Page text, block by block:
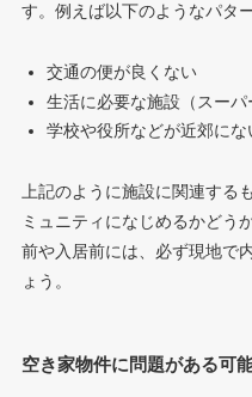
す。例えば以下のようなパタ
交通の便が良くない
生活に必要な施設（スー
学校や役所などが近郊にな
上記のように施設に関連する
ミュニティになじめるかどう
前や入居前には、必ず現地で
ょう。
空き家物件に問題がある可